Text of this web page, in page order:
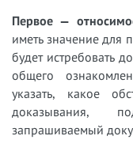
Первое —
иметь значение для
будет истребовать
общего
указать, какое
доказывания,
запрашиваемый